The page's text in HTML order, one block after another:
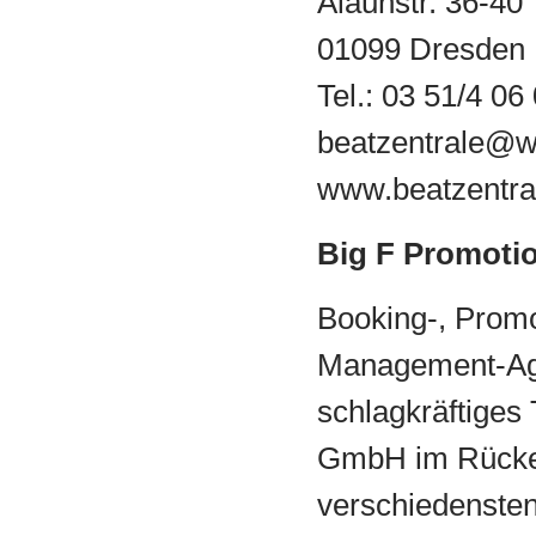
01099 Dresden
Tel.: 03 51/4 06
Big F
Booking-,
Management-
schlagkräftiges
GmbH im